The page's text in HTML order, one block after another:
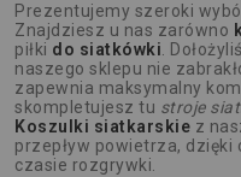
Prezentujemy szeroki
Znajdziesz u nas zarówno
piłki do siatkówki.
naszego sklepu nie
zapewnia maksymalny
skompletujesz tu stroje
Koszulki siatkarskie z
przepływ powietrza,
czasie rozgrywki.